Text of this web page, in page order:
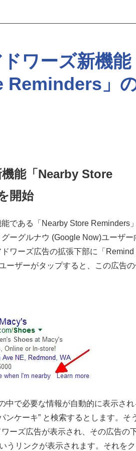
ドワーズ新機能
Reminders」
能「Nearby Store
開始
である「Nearby Store Reminders
ーグルナウ (Google Now)ユーザー
ワーズ広告の拡張下部に「Remind
ーザーがタップすると、この広告
中で必要な情報が自動的に表示さ
ンケーキ” と検索するとします。そ
ーズ広告が表示され、その広告の
うリンクが表示されます。それを